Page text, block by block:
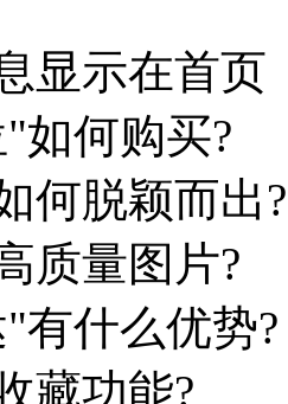
显示在首页
如何购买?
何脱颖而出?
质量图片?
有什么优势?
藏功能?